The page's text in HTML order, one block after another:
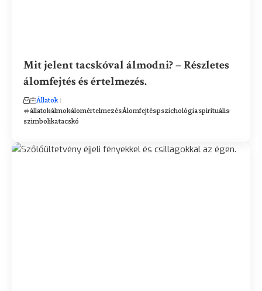
Mit jelent tacskóval álmodni? – Részletes
álomfejtés és értelmezés.
Állatok
állatokálmokálomértelmezésÁlomfejtéspszichológiaspirituális
szimbolikatacskó